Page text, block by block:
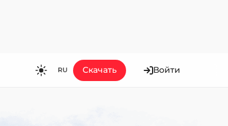
RU Скачать Войти